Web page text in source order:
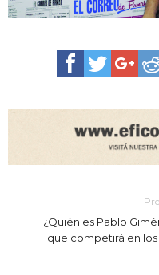
¿Quién es Pablo
que competirá en